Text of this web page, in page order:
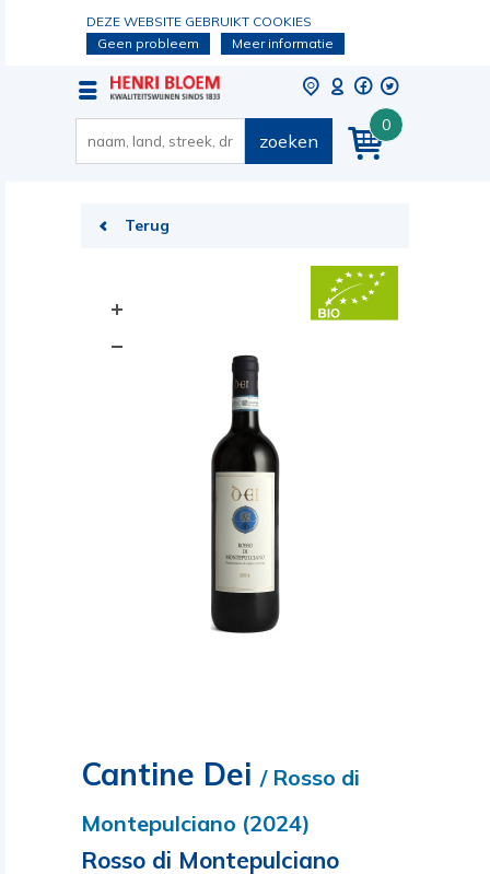
DEZE WEBSITE GEBRUIKT COOKIES
Geen probleem
Meer informatie
0
zoeken
Terug
Cantine Dei / Rosso di
Montepulciano (2024)
Rosso di Montepulciano